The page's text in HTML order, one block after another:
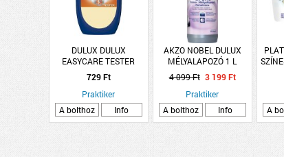
DULUX DULUX
EASYCARE TESTER
CSISZOLT MÉSZKŐ 30ML
729 Ft
Praktiker
A bolthoz
Info
AKZO NOBEL DULUX
MÉLYALAPOZÓ 1 L
4 099 Ft 3 199 Ft
Praktiker
A bolthoz
Info
A